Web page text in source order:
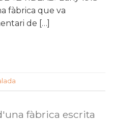
fàbrica que va
de […]
fàbrica escrita